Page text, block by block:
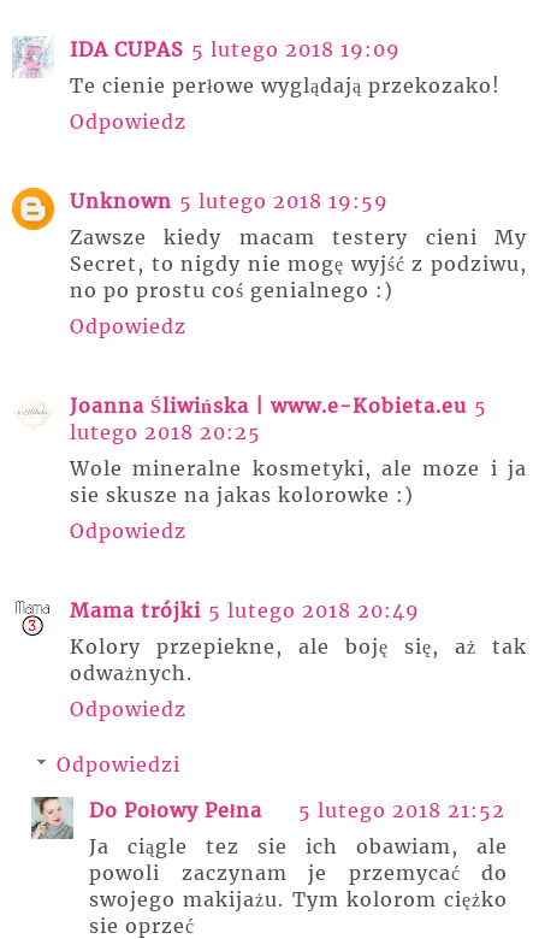
IDA CUPAS 5 lutego 2018 19:09
Te cienie perłowe wyglądają przekozako!
Odpowiedz
Unknown 5 lutego 2018 19:59
Zawsze kiedy macam testery cieni My
Secret, to nigdy nie mogę wyjść z podziwu,
no po prostu coś genialnego :)
Odpowiedz
Joanna Śliwińska | www.e-Kobieta.eu 5
lutego 2018 20:25
Wole mineralne kosmetyki, ale moze i ja
sie skusze na jakas kolorowke :)
Odpowiedz
Mama trójki 5 lutego 2018 20:49
Kolory przepiekne, ale boję się, aż tak
odważnych.
Odpowiedz
Odpowiedzi
Do Połowy Pełna
5 lutego 2018 21:52
Ja ciągle tez sie ich obawiam, ale
powoli zaczynam je przemycać do
swojego makijażu. Tym kolorom ciężko
sie oprzeć